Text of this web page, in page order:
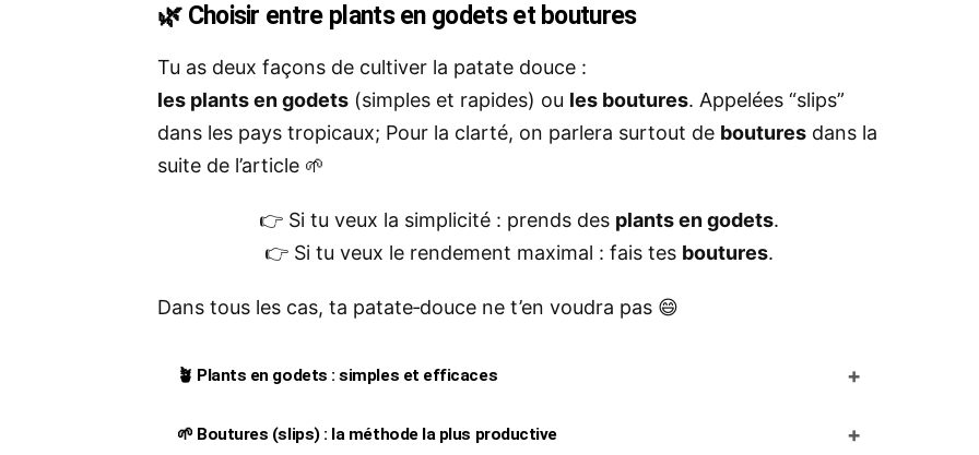
🌿 Choisir entre plants en godets et boutures
Tu as deux façons de cultiver la patate douce :
les plants en godets (simples et rapides) ou les boutures. Appelées “slips”
dans les pays tropicaux; Pour la clarté, on parlera surtout de boutures dans la
suite de l’article 🌱
👉 Si tu veux la simplicité : prends des plants en godets.
👉 Si tu veux le rendement maximal : fais tes boutures.
Dans tous les cas, ta patate‑douce ne t’en voudra pas 😄
🪴 Plants en godets : simples et efficaces +
🌱 Boutures (slips) : la méthode la plus productive +